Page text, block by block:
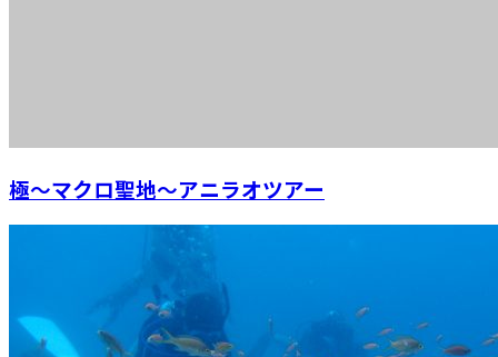
極～マクロ聖地～アニラオツアー